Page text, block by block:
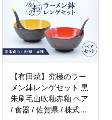
【有田焼】究極のラー
メン鉢レンゲセット 黒
朱刷毛山吹釉赤釉 ペア
/ 食器 / 佐賀県 / 株式会